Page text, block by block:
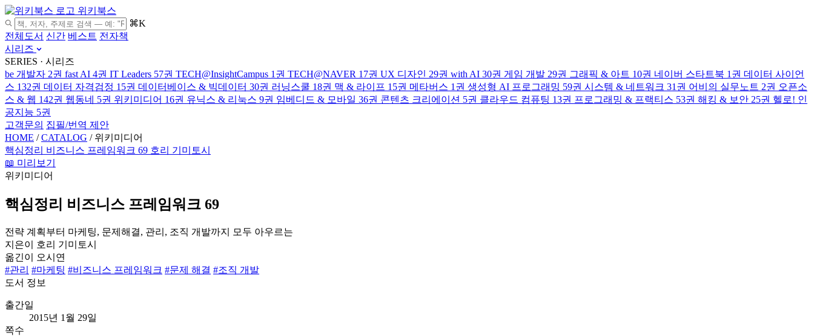
위키북스
⌘K
전체도서 신간 베스트 전자책
시리즈
SERIES · 시리즈
be 개발자 2권 fast AI 4권 IT Leaders 57권 TECH@InsightCampus 1권 TECH@NAVER 17권 UX 디자인 29권 with AI 30권 게임 개발 29권 그래픽 & 아트 10권 네이버 스타트북 1권 데이터 사이언
스 132권 데이터 자격검정 15권 데이터베이스 & 빅데이터 30권 러닝스쿨 18권 맥 & 라이프 15권 메타버스 1권 생성형 AI 프로그래밍 59권 시스템 & 네트워크 31권 어비의 실무노트 2권 오픈소
스 & 웹 142권 웹동네 5권 위키미디어 16권 유닉스 & 리눅스 9권 임베디드 & 모바일 36권 콘텐츠 크리에이션 5권 클라우드 컴퓨팅 13권 프로그래밍 & 프랙티스 53권 해킹 & 보안 25권 헬로! 인
공지능 5권
고객문의 집필/번역 제안
HOME / CATALOG / 위키미디어
핵심정리 비즈니스 프레임워크 69 호리 기미토시
📖 미리보기
위키미디어
핵심정리 비즈니스 프레임워크 69
전략 계획부터 마케팅, 문제해결, 관리, 조직 개발까지 모두 아우르는
지은이
호리 기미토시
옮긴이
오시연
#관리 #마케팅 #비즈니스 프레임워크 #문제 해결 #조직 개발
도서 정보
출간일
2015년 1월 29일
쪽수